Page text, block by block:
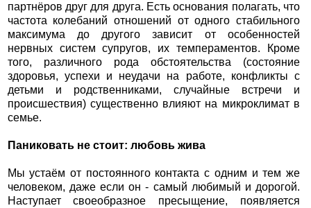
партнёров друг для друга. Есть основания полагать, что
частота колебаний отношений от одного стабильного
максимума до другого зависит от особенностей
нервных систем супругов, их темпераментов. Кроме
того, различного рода обстоятельства (состояние
здоровья, успехи и неудачи на работе, конфликты с
детьми и родственниками, случайные встречи и
происшествия) существенно влияют на микроклимат в
семье.
Паниковать не стоит: любовь жива
Мы устаём от постоянного контакта с одним и тем же
человеком, даже если он - самый любимый и дорогой.
Наступает своеобразное пресыщение, появляется